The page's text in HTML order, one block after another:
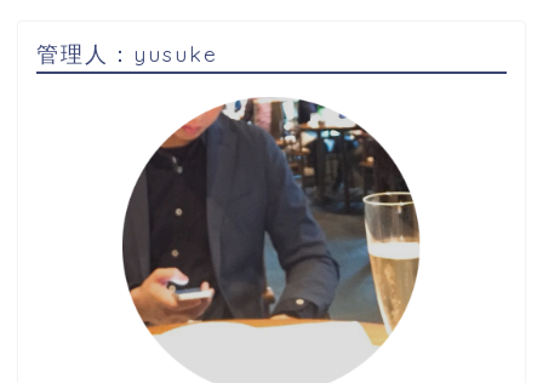
管理人：yusuke